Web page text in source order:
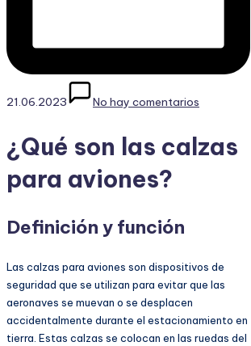
21.06.2023 No hay comentarios
¿Qué son las calzas
para aviones?
Definición y función
Las calzas para aviones son dispositivos de
seguridad que se utilizan para evitar que las
aeronaves se muevan o se desplacen
accidentalmente durante el estacionamiento en
tierra. Estas calzas se colocan en las ruedas del